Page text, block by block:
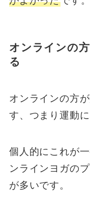
オンラインの
る
オンラインの方
す、つまり運動に
個人的にこれが
ンラインヨガの
が多いです。